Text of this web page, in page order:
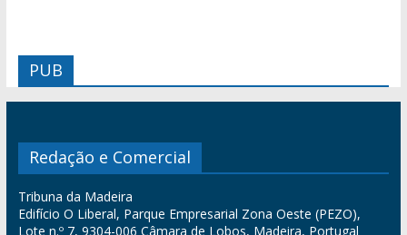
PUB
Redação e Comercial
Tribuna da Madeira
Edifício O Liberal, Parque Empresarial Zona Oeste (PEZO),
Lote n.º 7, 9304-006 Câmara de Lobos, Madeira, Portugal